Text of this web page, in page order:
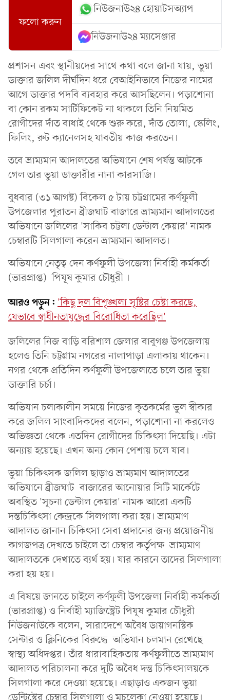
ফলো করুন
নিউজনাউ২৪ হোয়াটসঅ্যাপ
নিউজনাউ২৪ ম্যাসেঞ্জার
প্রশাসন এবং স্থানীয়দের সাথে কথা বলে জানা যায়, ভুয়া
ডাক্তার জলিল দীর্ঘদিন ধরে বেআইনিভাবে নিজের নামের
আগে ডাক্তার পদবি ব্যবহার করে আসছিলেন। পড়াশোনা
বা কোন রকম সার্টিফিকেট না থাকলে তিনি নিয়মিত
রোগীদের দাঁত বাধাই থেকে শুরু করে, দাঁত তোলা, স্কেলিং,
ফিলিং, রুট ক্যানেলসহ যাবতীয় কাজ করতেন।
তবে ভ্রাম্যমান আদালতের অভিযানে শেষ পর্যন্ত আটকে
গেল তার ভুয়া ডাক্তারীর নানা কারসাজি।
বুধবার (৩১ আগষ্ট) বিকেল ৫ টায় চট্টগ্রামের কর্ণফুলী
উপজেলার পুরাতন ব্রীজঘাট বাজারে ভ্রাম্যমান আদালতের
অভিযানে জলিলের 'সাকিব চট্টলা ডেন্টাল কেয়ার' নামক
চেম্বারটি সিলগালা করেন ভ্রাম্যমান আদালত।
অভিযানে নেতৃত্ব দেন কর্ণফুলী উপজেলা নির্বাহী কর্মকর্তা
(ভারপ্রাপ্ত) পিযূষ কুমার চৌধুরী ।
আরও পড়ুন: 'কিছু দল বিশৃঙ্খলা সৃষ্টির চেষ্টা করছে,
যেভাবে স্বাধীনতাযুদ্ধের বিরোধিতা করেছিল'
জলিলের নিজ বাড়ি বরিশাল জেলার বাবুগঞ্জ উপজেলায়
হলেও তিনি চট্টগ্রাম নগরের নালাপাড়া এলাকায় থাকেন।
নগর থেকে প্রতিদিন কর্ণফুলী উপজেলাতে চলে তার ভুয়া
ডাক্তারি চর্চা।
অভিযান চলাকালীন সময়ে নিজের কৃতকর্মের ভুল স্বীকার
করে জলিল সাংবাদিকদের বলেন, পড়াশোনা না করলেও
অভিজ্ঞতা থেকে এতদিন রোগীদের চিকিৎসা দিয়েছি। এটা
অন্যায় হয়েছে। এখন অন্য কোন পেশায় চলে যাব।
ভুয়া চিকিৎসক জলিল ছাড়াও ভ্রাম্যমাণ আদালতের
অভিযানে ব্রীজঘাট বাজারের আনোয়ার সিটি মার্কেটে
অবস্থিত 'সূচনা ডেন্টাল কেয়ার' নামক আরো একটি
দন্তচিকিৎসা কেন্দ্রকে সিলগালা করা হয়। ভ্রাম্যমাণ
আদালত জানান চিকিৎসা সেবা প্রদানের জন্য প্রয়োজনীয়
কাগজপত্র দেখতে চাইলে তা চেম্বার কর্তৃপক্ষ ভ্রাম্যমাণ
আদালতকে দেখাতে ব্যর্থ হয়। যার কারনে তাদের সিলগালা
করা হয় হয়।
এ বিষয়ে জানতে চাইলে কর্ণফুলী উপজেলা নির্বাহী কর্মকর্তা
(ভারপ্রাপ্ত) ও নির্বাহী ম্যাজিস্ট্রেট পিযূষ কুমার চৌধুরী
নিউজনাউকে বলেন, সারাদেশে অবৈধ ডায়াগনস্টিক
সেন্টার ও ক্লিনিকের বিরুদ্ধে অভিযান চলমান রেখেছে
স্বাস্থ্য অধিদপ্তর। তাঁর ধারাবাহিকতায় কর্ণফুলীতে ভ্রাম্যমাণ
আদালত পরিচালনা করে দুটি অবৈধ দন্ত চিকিৎসালয়কে
সিলগালা করে দেওয়া হয়েছে। এছাড়াও একজন ভুয়া